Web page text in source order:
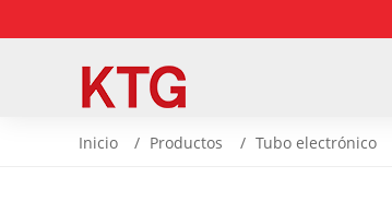
Inicio Productos Tubo electrónico